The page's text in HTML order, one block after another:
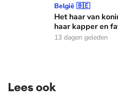
Het haar van koningin
België 🇧🇪
Het haar van
haar kapper en
13 dagen geleden
Lees ook